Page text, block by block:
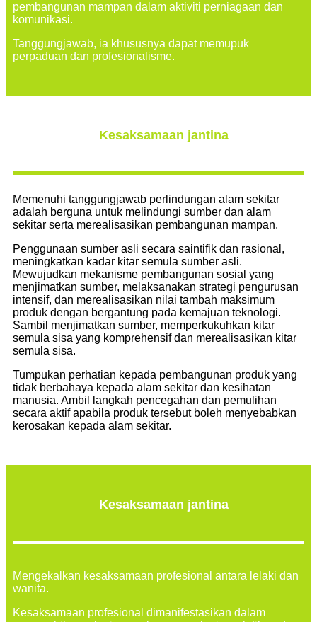
pembangunan mampan dalam aktiviti perniagaan dan
komunikasi.
Tanggungjawab, ia khususnya dapat memupuk
perpaduan dan profesionalisme.
Kesaksamaan jantina
Memenuhi tanggungjawab perlindungan alam sekitar
adalah berguna untuk melindungi sumber dan alam
sekitar serta merealisasikan pembangunan mampan.
Penggunaan sumber asli secara saintifik dan rasional,
meningkatkan kadar kitar semula sumber asli.
Mewujudkan mekanisme pembangunan sosial yang
menjimatkan sumber, melaksanakan strategi pengurusan
intensif, dan merealisasikan nilai tambah maksimum
produk dengan bergantung pada kemajuan teknologi.
Sambil menjimatkan sumber, memperkukuhkan kitar
semula sisa yang komprehensif dan merealisasikan kitar
semula sisa.
Tumpukan perhatian kepada pembangunan produk yang
tidak berbahaya kepada alam sekitar dan kesihatan
manusia. Ambil langkah pencegahan dan pemulihan
secara aktif apabila produk tersebut boleh menyebabkan
kerosakan kepada alam sekitar.
Kesaksamaan jantina
Mengekalkan kesaksamaan profesional antara lelaki dan
wanita.
Kesaksamaan profesional dimanifestasikan dalam